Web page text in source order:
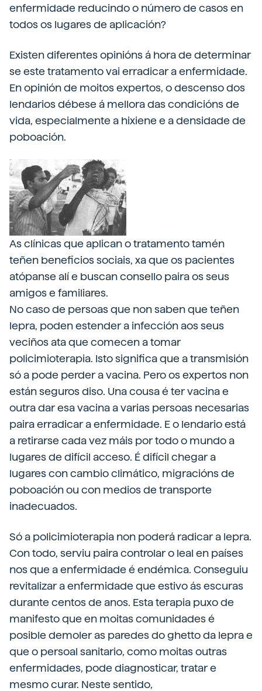
enfermidade reducindo o número de casos en
todos os lugares de aplicación?
Existen diferentes opinións á hora de determinar
se este tratamento vai erradicar a enfermidade.
En opinión de moitos expertos, o descenso dos
lendarios débese á mellora das condicións de
vida, especialmente a hixiene e a densidade de
poboación.
As clínicas que aplican o tratamento tamén
teñen beneficios sociais, xa que os pacientes
atópanse alí e buscan consello paira os seus
amigos e familiares.
No caso de persoas que non saben que teñen
lepra, poden estender a infección aos seus
veciños ata que comecen a tomar
policimioterapia. Isto significa que a transmisión
só a pode perder a vacina. Pero os expertos non
están seguros diso. Una cousa é ter vacina e
outra dar esa vacina a varias persoas necesarias
paira erradicar a enfermidade. E o lendario está
a retirarse cada vez máis por todo o mundo a
lugares de difícil acceso. É difícil chegar a
lugares con cambio climático, migracións de
poboación ou con medios de transporte
inadecuados.
Só a policimioterapia non poderá radicar a lepra.
Con todo, serviu paira controlar o leal en países
nos que a enfermidade é endémica. Conseguiu
revitalizar a enfermidade que estivo ás escuras
durante centos de anos. Esta terapia puxo de
manifesto que en moitas comunidades é
posible demoler as paredes do ghetto da lepra e
que o persoal sanitario, como moitas outras
enfermidades, pode diagnosticar, tratar e
mesmo curar. Neste sentido,